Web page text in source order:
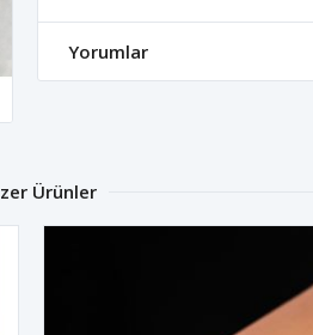
Yorumlar
Ürünler